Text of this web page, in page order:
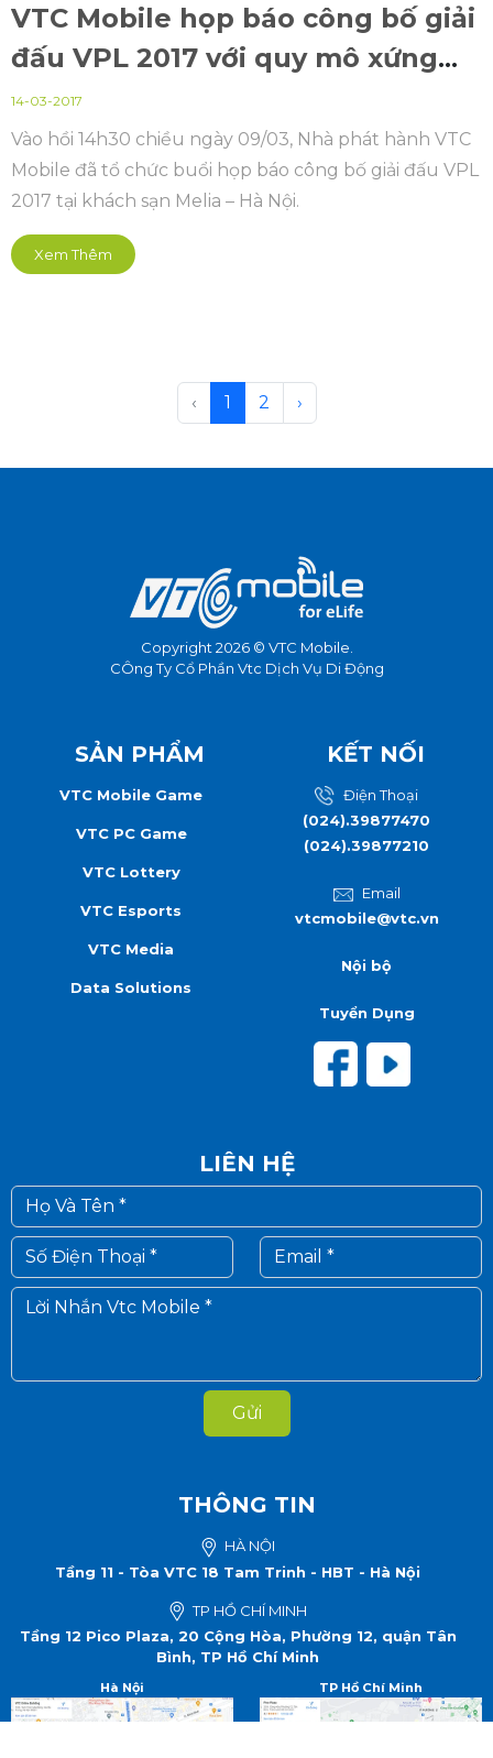
VTC Mobile họp báo công bố giải
đấu VPL 2017 với quy mô xứng
tầm quốc tế.
14-03-2017
Vào hồi 14h30 chiều ngày 09/03, Nhà phát hành VTC
Mobile đã tổ chức buổi họp báo công bố giải đấu VPL
2017 tại khách sạn Melia – Hà Nội.
Xem Thêm
‹ 1 2 ›
Copyright 2026 © VTC Mobile.
CÔng Ty Cổ Phần Vtc Dịch Vụ Di Động
SẢN PHẨM
VTC Mobile Game
VTC PC Game
VTC Lottery
VTC Esports
VTC Media
Data Solutions
KẾT NỐI
Điện Thoại
(024).39877470
(024).39877210
Email
vtcmobile@vtc.vn
Nội bộ
Tuyển Dụng
LIÊN HỆ
Gửi
THÔNG TIN
HÀ NỘI
Tầng 11 - Tòa VTC 18 Tam Trinh - HBT - Hà Nội
TP HỒ CHÍ MINH
Tầng 12 Pico Plaza, 20 Cộng Hòa, Phường 12, quận Tân
Bình, TP Hồ Chí Minh
Hà Nội TP Hồ Chí Minh